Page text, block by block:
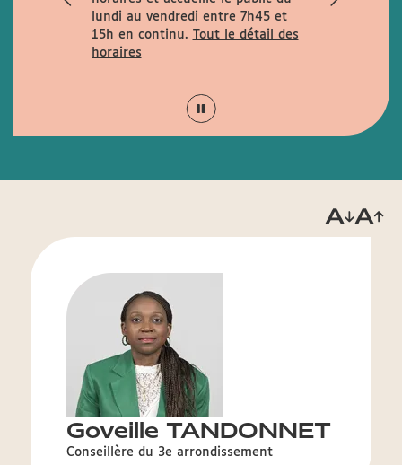
lundi au vendredi entre 7h45 et
15h en continu.
Tout le détail des
horaires
Goveille TANDONNET
Conseillère du 3e arrondissement